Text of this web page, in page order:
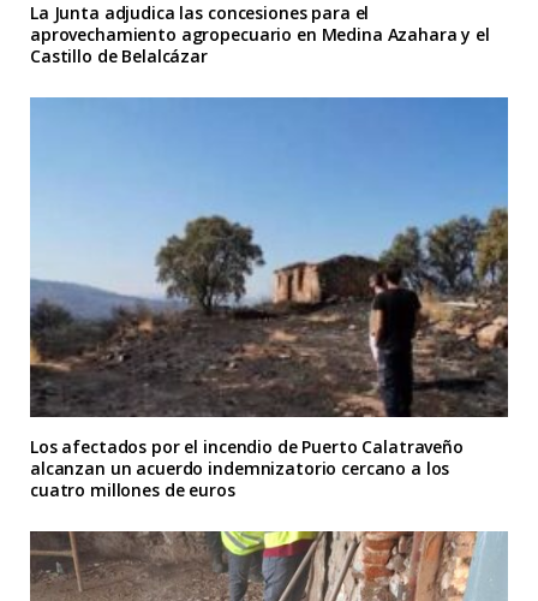
La Junta adjudica las concesiones para el
aprovechamiento agropecuario en Medina Azahara y el
Castillo de Belalcázar
Los afectados por el incendio de Puerto Calatraveño
alcanzan un acuerdo indemnizatorio cercano a los
cuatro millones de euros